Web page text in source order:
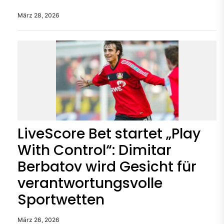
März 28, 2026
LiveScore Bet startet „Play
With Control“: Dimitar
Berbatov wird Gesicht für
verantwortungsvolle
Sportwetten
März 26, 2026